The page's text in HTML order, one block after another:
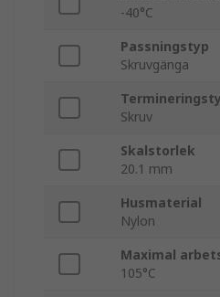
-40°C
Passningstyp
Skruvgänga
Skruv
Skalstorlek
20.1 mm
Husmaterial
Nylon
Maximal
105°C